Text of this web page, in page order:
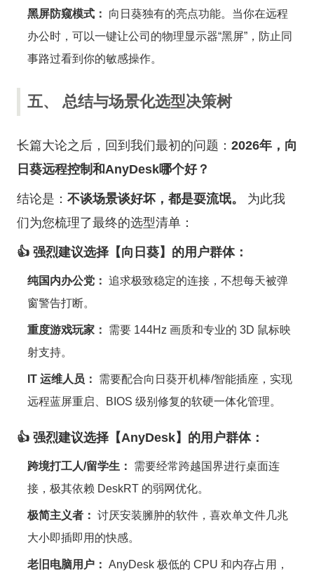
黑屏防窥模式：
向日葵独有的亮点功能。当你在远程
办公时，可以一键让公司的物理显示器“黑屏”，防止同
事路过看到你的敏感操作。
五、 总结与场景化选型决策树
长篇大论之后，回到我们最初的问题： 2026年，向
日葵远程控制和AnyDesk哪个好？
结论是： 不谈场景谈好坏，都是耍流氓。
为此我
们为您梳理了最终的选型清单：
👍 强烈建议选择【向日葵】的用户群体：
纯国内办公党： 追求极致稳定的连接，不想每天被弹
窗警告打断。
重度游戏玩家：
需要 144Hz 画质和专业的 3D 鼠标映
射支持。
IT 运维人员：
需要配合向日葵开机棒/智能插座，实现
远程蓝屏重启、BIOS 级别修复的软硬一体化管理。
👍 强烈建议选择【AnyDesk】的用户群体：
跨境打工人/留学生：
需要经常跨越国界进行桌面连
接，极其依赖 DeskRT 的弱网优化。
极简主义者： 讨厌安装臃肿的软件，喜欢单文件几兆
大小即插即用的快感。
老旧电脑用户： AnyDesk 极低的 CPU 和内存占用，